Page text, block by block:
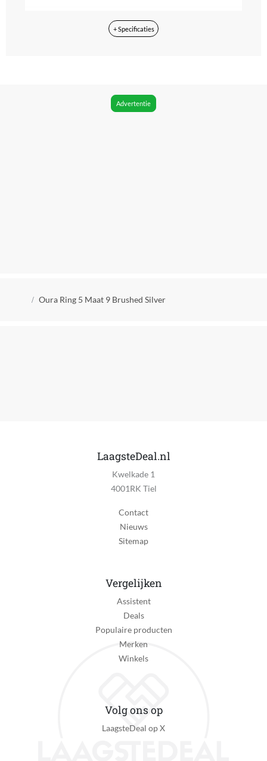
6430060157224
+ Specificaties
Advertentie
Kruimelpad
Oura Ring 5 Maat 9 Brushed Silver
LaagsteDeal.nl
Kwelkade 1
4001RK Tiel
Contact
Nieuws
Sitemap
Vergelijken
Assistent
Deals
Populaire producten
Merken
Winkels
Volg ons op
LaagsteDeal op X